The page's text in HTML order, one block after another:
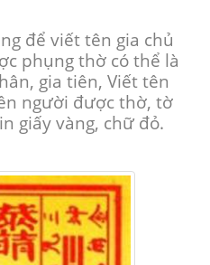
để viết tên gia chủ
phụng thờ có thể là
gia tiên, Viết tên
người được thờ, tờ
giấy vàng, chữ đỏ.